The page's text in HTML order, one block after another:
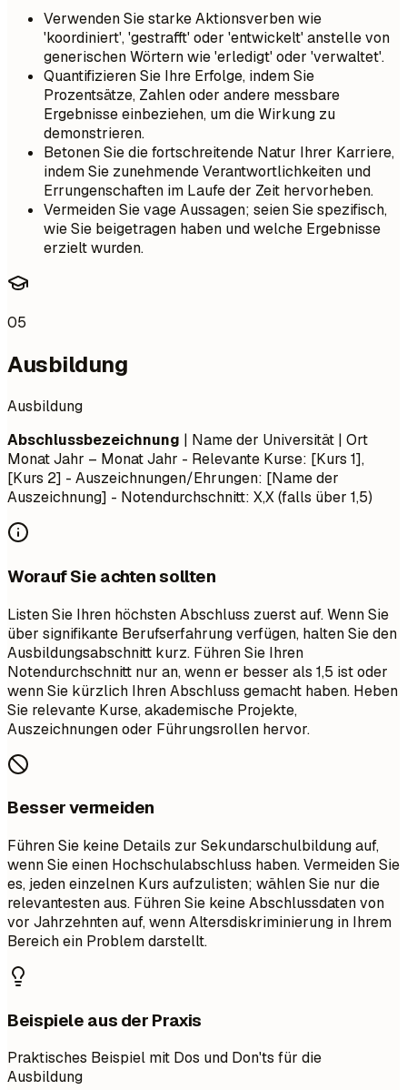
Verwenden Sie starke Aktionsverben wie
'koordiniert', 'gestrafft' oder 'entwickelt' anstelle von
generischen Wörtern wie 'erledigt' oder 'verwaltet'.
Quantifizieren Sie Ihre Erfolge, indem Sie
Prozentsätze, Zahlen oder andere messbare
Ergebnisse einbeziehen, um die Wirkung zu
demonstrieren.
Betonen Sie die fortschreitende Natur Ihrer Karriere,
indem Sie zunehmende Verantwortlichkeiten und
Errungenschaften im Laufe der Zeit hervorheben.
Vermeiden Sie vage Aussagen; seien Sie spezifisch,
wie Sie beigetragen haben und welche Ergebnisse
erzielt wurden.
05
Ausbildung
Ausbildung
Abschlussbezeichnung | Name der Universität | Ort
Monat Jahr – Monat Jahr - Relevante Kurse: [Kurs 1],
[Kurs 2] - Auszeichnungen/Ehrungen: [Name der
Auszeichnung] - Notendurchschnitt: X,X (falls über 1,5)
Worauf Sie achten sollten
Listen Sie Ihren höchsten Abschluss zuerst auf. Wenn Sie
über signifikante Berufserfahrung verfügen, halten Sie den
Ausbildungsabschnitt kurz. Führen Sie Ihren
Notendurchschnitt nur an, wenn er besser als 1,5 ist oder
wenn Sie kürzlich Ihren Abschluss gemacht haben. Heben
Sie relevante Kurse, akademische Projekte,
Auszeichnungen oder Führungsrollen hervor.
Besser vermeiden
Führen Sie keine Details zur Sekundarschulbildung auf,
wenn Sie einen Hochschulabschluss haben. Vermeiden Sie
es, jeden einzelnen Kurs aufzulisten; wählen Sie nur die
relevantesten aus. Führen Sie keine Abschlussdaten von
vor Jahrzehnten auf, wenn Altersdiskriminierung in Ihrem
Bereich ein Problem darstellt.
Beispiele aus der Praxis
Praktisches Beispiel mit Dos und Don'ts für die
Ausbildung